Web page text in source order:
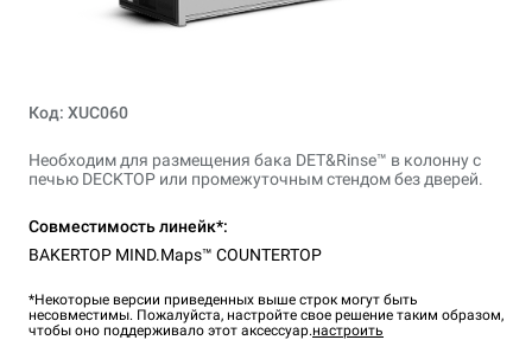
Код: XUC060
Необходим для размещения бака DET&Rinse™ в колонну с
печью DECKTOP или промежуточным стендом без дверей.
Совместимость линейк*:
BAKERTOP MIND.Maps™ COUNTERTOP
*Некоторые версии приведенных выше строк могут быть
несовместимы. Пожалуйста, настройте свое решение таким образом,
чтобы оно поддерживало этот аксессуар.настроить